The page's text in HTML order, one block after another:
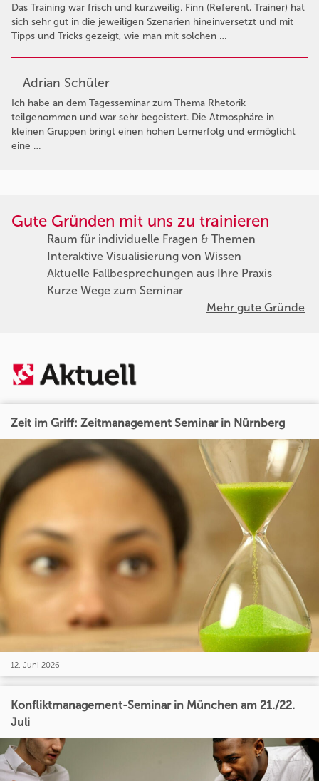
Das Training war frisch und kurzweilig. Finn (Referent, Trainer) hat
sich sehr gut in die jeweiligen Szenarien hineinversetzt und mit
Tipps und Tricks gezeigt, wie man mit solchen …
Adrian Schüler
Ich habe an dem Tagesseminar zum Thema Rhetorik
teilgenommen und war sehr begeistert. Die Atmosphäre in
kleinen Gruppen bringt einen hohen Lernerfolg und ermöglicht
eine …
Gute Gründen mit uns zu trainieren
Raum für individuelle Fragen & Themen
Interaktive Visualisierung von Wissen
Aktuelle Fallbesprechungen aus Ihre Praxis
Kurze Wege zum Seminar
Mehr gute Gründe
Zeit im Griff: Zeitmanagement Seminar in Nürnberg
12. Juni 2026
Konfliktmanagement-Seminar in München am 21./22.
Juli